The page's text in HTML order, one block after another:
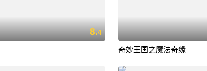
8.4
奇妙王国之魔法奇缘